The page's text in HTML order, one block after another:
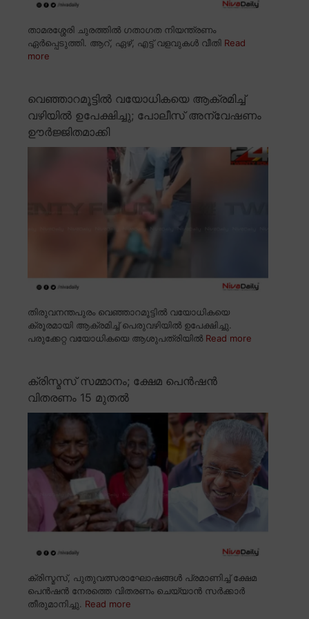
താമരശ്ശേരി ചുരത്തിൽ ഗതാഗത നിയന്ത്രണം
ഏർപ്പെടുത്തി. ആറ്, ഏഴ്, എട്ട് വളവുകൾ വീതി Read
more
വെഞ്ഞാറമൂട്ടിൽ വയോധികയെ ആക്രമിച്ച്
വഴിയിൽ ഉപേക്ഷിച്ചു; പോലീസ് അന്വേഷണം
ഊർജ്ജിതമാക്കി
തിരുവനന്തപുരം വെഞ്ഞാറമൂട്ടിൽ വയോധികയെ
ക്രൂരമായി ആക്രമിച്ച് പെരുവഴിയിൽ ഉപേക്ഷിച്ചു.
പരുക്കേറ്റ വയോധികയെ ആശുപത്രിയിൽ Read more
ക്രിസ്മസ് സമ്മാനം; ക്ഷേമ പെൻഷൻ
വിതരണം 15 മുതൽ
ക്രിസ്മസ്, പുതുവത്സരാഘോഷങ്ങൾ പ്രമാണിച്ച് ക്ഷേമ
പെൻഷൻ നേരത്തെ വിതരണം ചെയ്യാൻ സർക്കാർ
തീരുമാനിച്ചു. Read more